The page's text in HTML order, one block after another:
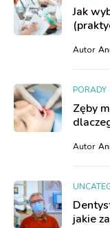
Jak
Autor
PORADY
Zęby
Autor
jakie